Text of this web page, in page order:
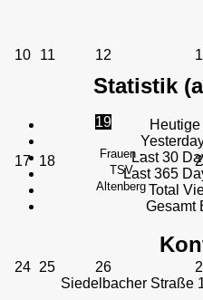
10 11 12
17 18
19
Frauen -
TSV
Altenberg
24 25 26
Statistik
Heutige
Last 30
Last 365
Total
Gesamt
Siedelbacher Straße